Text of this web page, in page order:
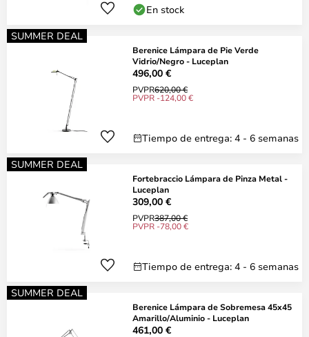
En stock
SUMMER DEAL
Berenice Lámpara de Pie Verde
Vidrio/Negro - Luceplan
496,00 €
PVPR620,00 €
PVPR -124,00 €
Tiempo de entrega: 4 - 6 semanas
SUMMER DEAL
Fortebraccio Lámpara de Pinza Metal -
Luceplan
309,00 €
PVPR387,00 €
PVPR -78,00 €
Tiempo de entrega: 4 - 6 semanas
SUMMER DEAL
Berenice Lámpara de Sobremesa 45x45
Amarillo/Aluminio - Luceplan
461,00 €